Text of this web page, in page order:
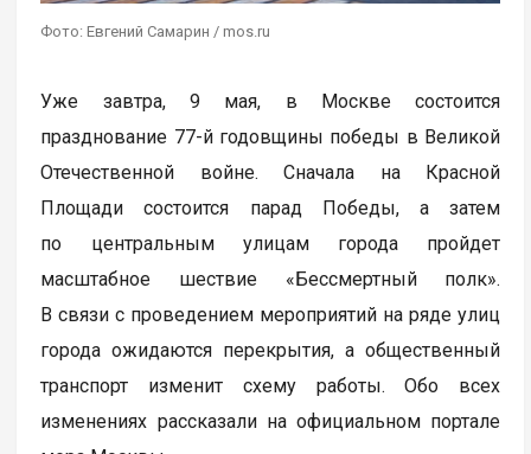
Фото: Евгений Самарин / mos.ru
Уже завтра, 9 мая, в Москве состоится
празднование 77-й годовщины победы в Великой
Отечественной войне. Сначала на Красной
Площади состоится парад Победы, а затем
по центральным улицам города пройдет
масштабное шествие «Бессмертный полк».
В связи с проведением мероприятий на ряде улиц
города ожидаются перекрытия, а общественный
транспорт изменит схему работы. Обо всех
изменениях рассказали на официальном портале